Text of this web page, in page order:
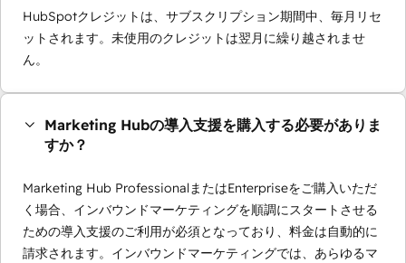
HubSpotクレジットは、サブスクリプション期間中、毎月リセ
ットされます。未使用のクレジットは翌月に繰り越されませ
ん。
Marketing Hubの導入支援を購入する必要がありま
すか？
Marketing Hub ProfessionalまたはEnterpriseをご購入いただ
く場合、インバウンドマーケティングを順調にスタートさせる
ための導入支援のご利用が必須となっており、料金は自動的に
請求されます。インバウンドマーケティングでは、あらゆるマ